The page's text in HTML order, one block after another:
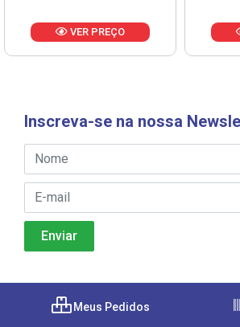
VER PREÇO
Inscreva-se na nossa
Meus Pedidos